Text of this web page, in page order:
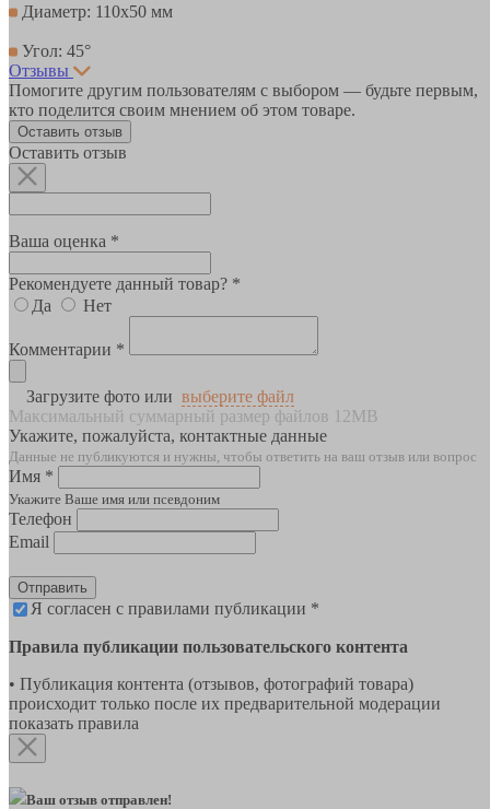
Диаметр: 110х50 мм
Угол: 45°
Отзывы
Помогите другим пользователям с выбором — будьте первым,
кто поделится своим мнением об этом товаре.
Оставить отзыв
Оставить отзыв
Ваша оценка *
Рекомендуете данный товар? *
Да
Нет
Комментарии *
Загрузите фото или выберите файл
Максимальный суммарный размер файлов 12MB
Укажите, пожалуйста, контактные данные
Данные не публикуются и нужны, чтобы ответить на ваш отзыв или вопрос
Имя *
Укажите Ваше имя или псевдоним
Телефон
Email
Отправить
Я согласен с правилами публикации *
Правила публикации пользовательского контента
• Публикация контента (отзывов, фотографий товара)
происходит только после их предварительной модерации
показать правила
Ваш отзыв отправлен!